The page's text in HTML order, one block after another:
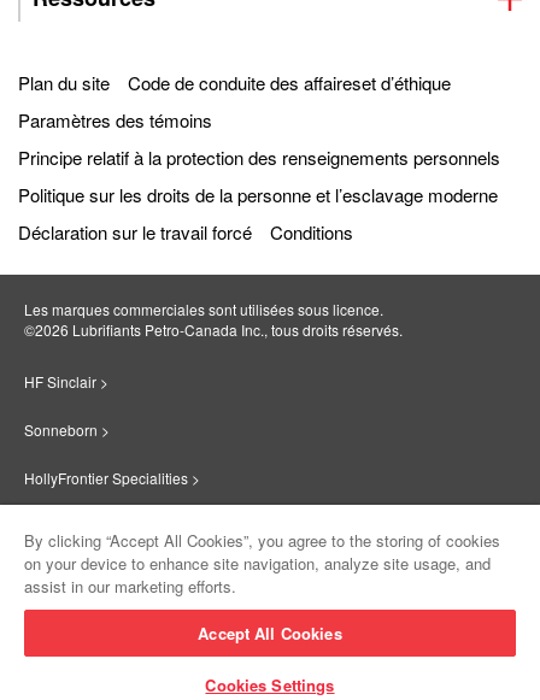
Plan du site
Code de conduite des affaireset d’éthique
Paramètres des témoins
Principe relatif à la protection des renseignements personnels
Politique sur les droits de la personne et l’esclavage moderne
Déclaration sur le travail forcé
Conditions
Les marques commerciales sont utilisées sous licence.
©2026 Lubrifiants Petro‐Canada Inc., tous droits réservés.
HF Sinclair >
Sonneborn >
HollyFrontier Specialities >
Suniso >
By clicking “Accept All Cookies”, you agree to the storing of cookies
on your device to enhance site navigation, analyze site usage, and
assist in our marketing efforts.
Accept All Cookies
Cookies Settings